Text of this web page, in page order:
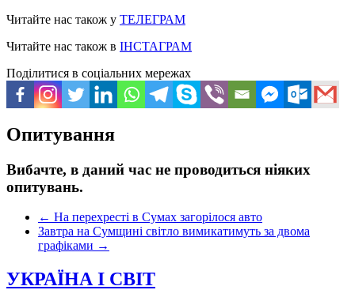
Читайте нас також у ТЕЛЕГРАМ
Читайте нас також в ІНСТАГРАМ
Поділитися в соціальних мережах
Опитування
Вибачте, в даний час не проводиться ніяких
опитувань.
← На перехресті в Сумах загорілося авто
Завтра на Сумщині світло вимикатимуть за двома
графіками →
УКРАЇНА І СВІТ